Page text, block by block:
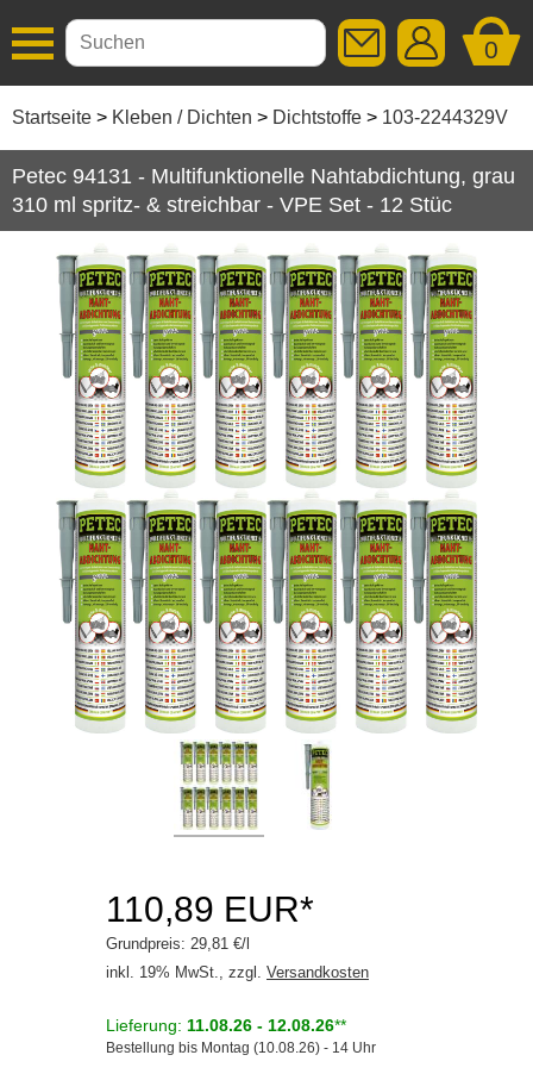
0
Startseite Kleben / Dichten Dichtstoffe 103-2244329V
Additive
Getriebeöle
Kleben / Dichten
Dichtstoffe
Hohlraumversiegelung
Klebebänder
Kleber
Korrosionsschutz
Schraubensicherung
Steinschlagschutz
Unterbodenschutz
Zubehör
Motoröle
Petec 94131 - Multifunktionelle Nahtabdichtung, grau
310 ml spritz- & streichbar - VPE Set - 12 Stüc
110,89 EUR*
Grundpreis: 29,81 €/l
inkl. 19% MwSt., zzgl. Versandkosten
Lieferung: 11.08.26 - 12.08.26**
Bestellung bis Montag (10.08.26) - 14 Uhr